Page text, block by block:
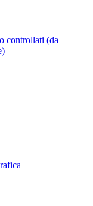
controllati (da